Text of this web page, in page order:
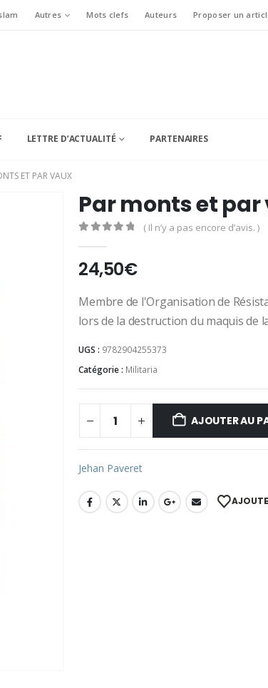
Autres Mots clefs Auteurs Proposer un
LETTRE D’ACTUALITÉ PARTENAIRES
ET PAR VAUX
Par monts et
( Il n’y a pas encore d’avis. )
24,50€
Membre de l'Organisation de
lors de la destruction du maquis de
UGS : 9782904255373
Catégorie : Militaria
AJOUTER AU
Jehan Paveret